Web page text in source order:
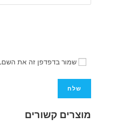
שמור בדפדפן זה את
מוצרים קשורים